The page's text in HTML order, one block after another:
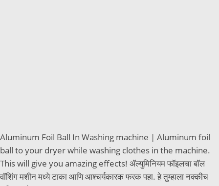
Aluminum Foil Ball In Washing machine | Aluminum foil
ball to your dryer while washing clothes in the machine.
This will give you amazing effects! ॲल्युमिनियम फॉइलचा बॉल
वॉशिंग मशीन मध्ये टाका आणि आश्चर्यकारक फरक पहा. हे तुम्हाला नक्कीच